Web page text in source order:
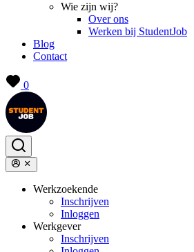
Wie zijn wij?
Over ons
Werken bij StudentJob
Blog
Contact
0
Werkzoekende
Inschrijven
Inloggen
Werkgever
Inschrijven